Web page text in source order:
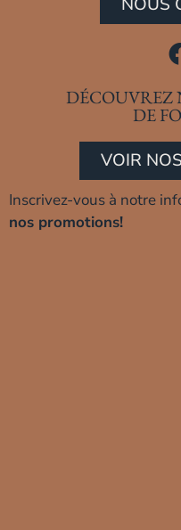
DÉCOUVREZ
DE
VOIR
Inscrivez-vous à notre
nos promotions!